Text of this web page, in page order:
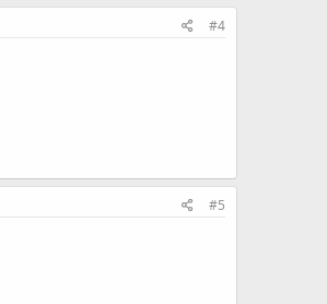
#4
#5